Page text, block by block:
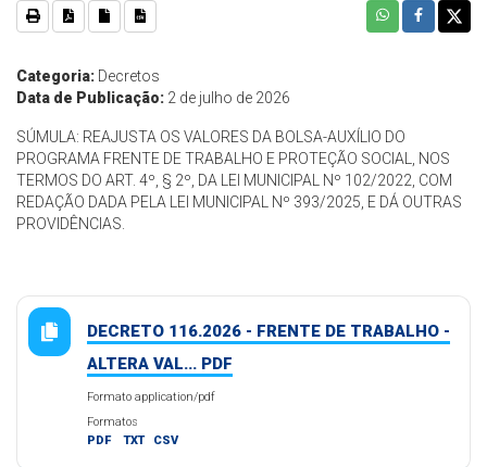
Categoria: Decretos
Data de Publicação: 2 de julho de 2026
SÚMULA: REAJUSTA OS VALORES DA BOLSA-AUXÍLIO DO
PROGRAMA FRENTE DE TRABALHO E PROTEÇÃO SOCIAL, NOS
TERMOS DO ART. 4º, § 2º, DA LEI MUNICIPAL Nº 102/2022, COM
REDAÇÃO DADA PELA LEI MUNICIPAL Nº 393/2025, E DÁ OUTRAS
PROVIDÊNCIAS.
DECRETO 116.2026 - FRENTE DE TRABALHO -
ALTERA VAL... PDF
Formato application/pdf
Formatos
PDF
TXT CSV